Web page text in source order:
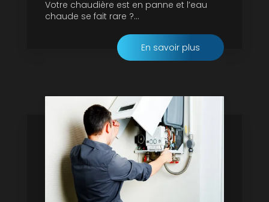
Votre chaudière est en panne et l’eau
chaude se fait rare ?...
En savoir plus